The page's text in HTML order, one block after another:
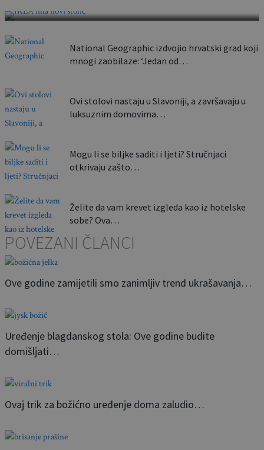
National Geographic izdvojio hrvatski grad koji
mnogi zaobilaze: ‘Jedan od…
Ovi stolovi nastaju u Slavoniji, a završavaju u
luksuznim domovima…
Mogu li se biljke saditi i ljeti? Stručnjaci
otkrivaju zašto…
Želite da vam krevet izgleda kao iz hotelske
sobe? Ova…
POVEZANI ČLANCI
Ove godine zamijetili smo zanimljiv trend ukrašavanja…
Uređenje blagdanskog stola: Ove godine budite
domišljati…
Ovaj trik za božićno uređenje doma zaludio…